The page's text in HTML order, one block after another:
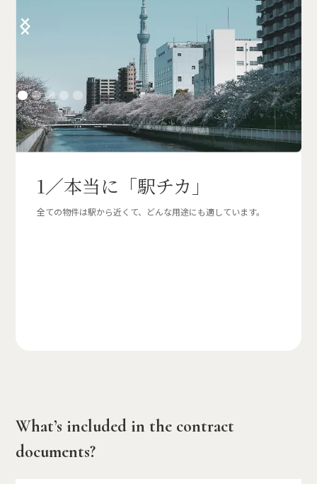
1／本当に「駅チカ」
全ての物件は駅から近くて、どんな用途にも適しています。
What’s included in the contract
documents?